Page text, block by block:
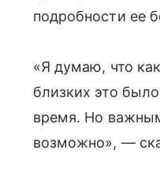
подробности ее
«Я думаю, что
близких это
время. Но
возможно», —